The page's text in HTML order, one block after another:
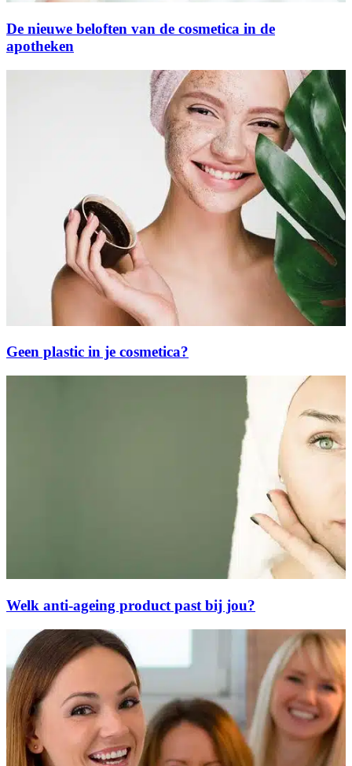
De nieuwe beloften van de cosmetica in de
apotheken
Geen plastic in je cosmetica?
Welk anti-ageing product past bij jou?